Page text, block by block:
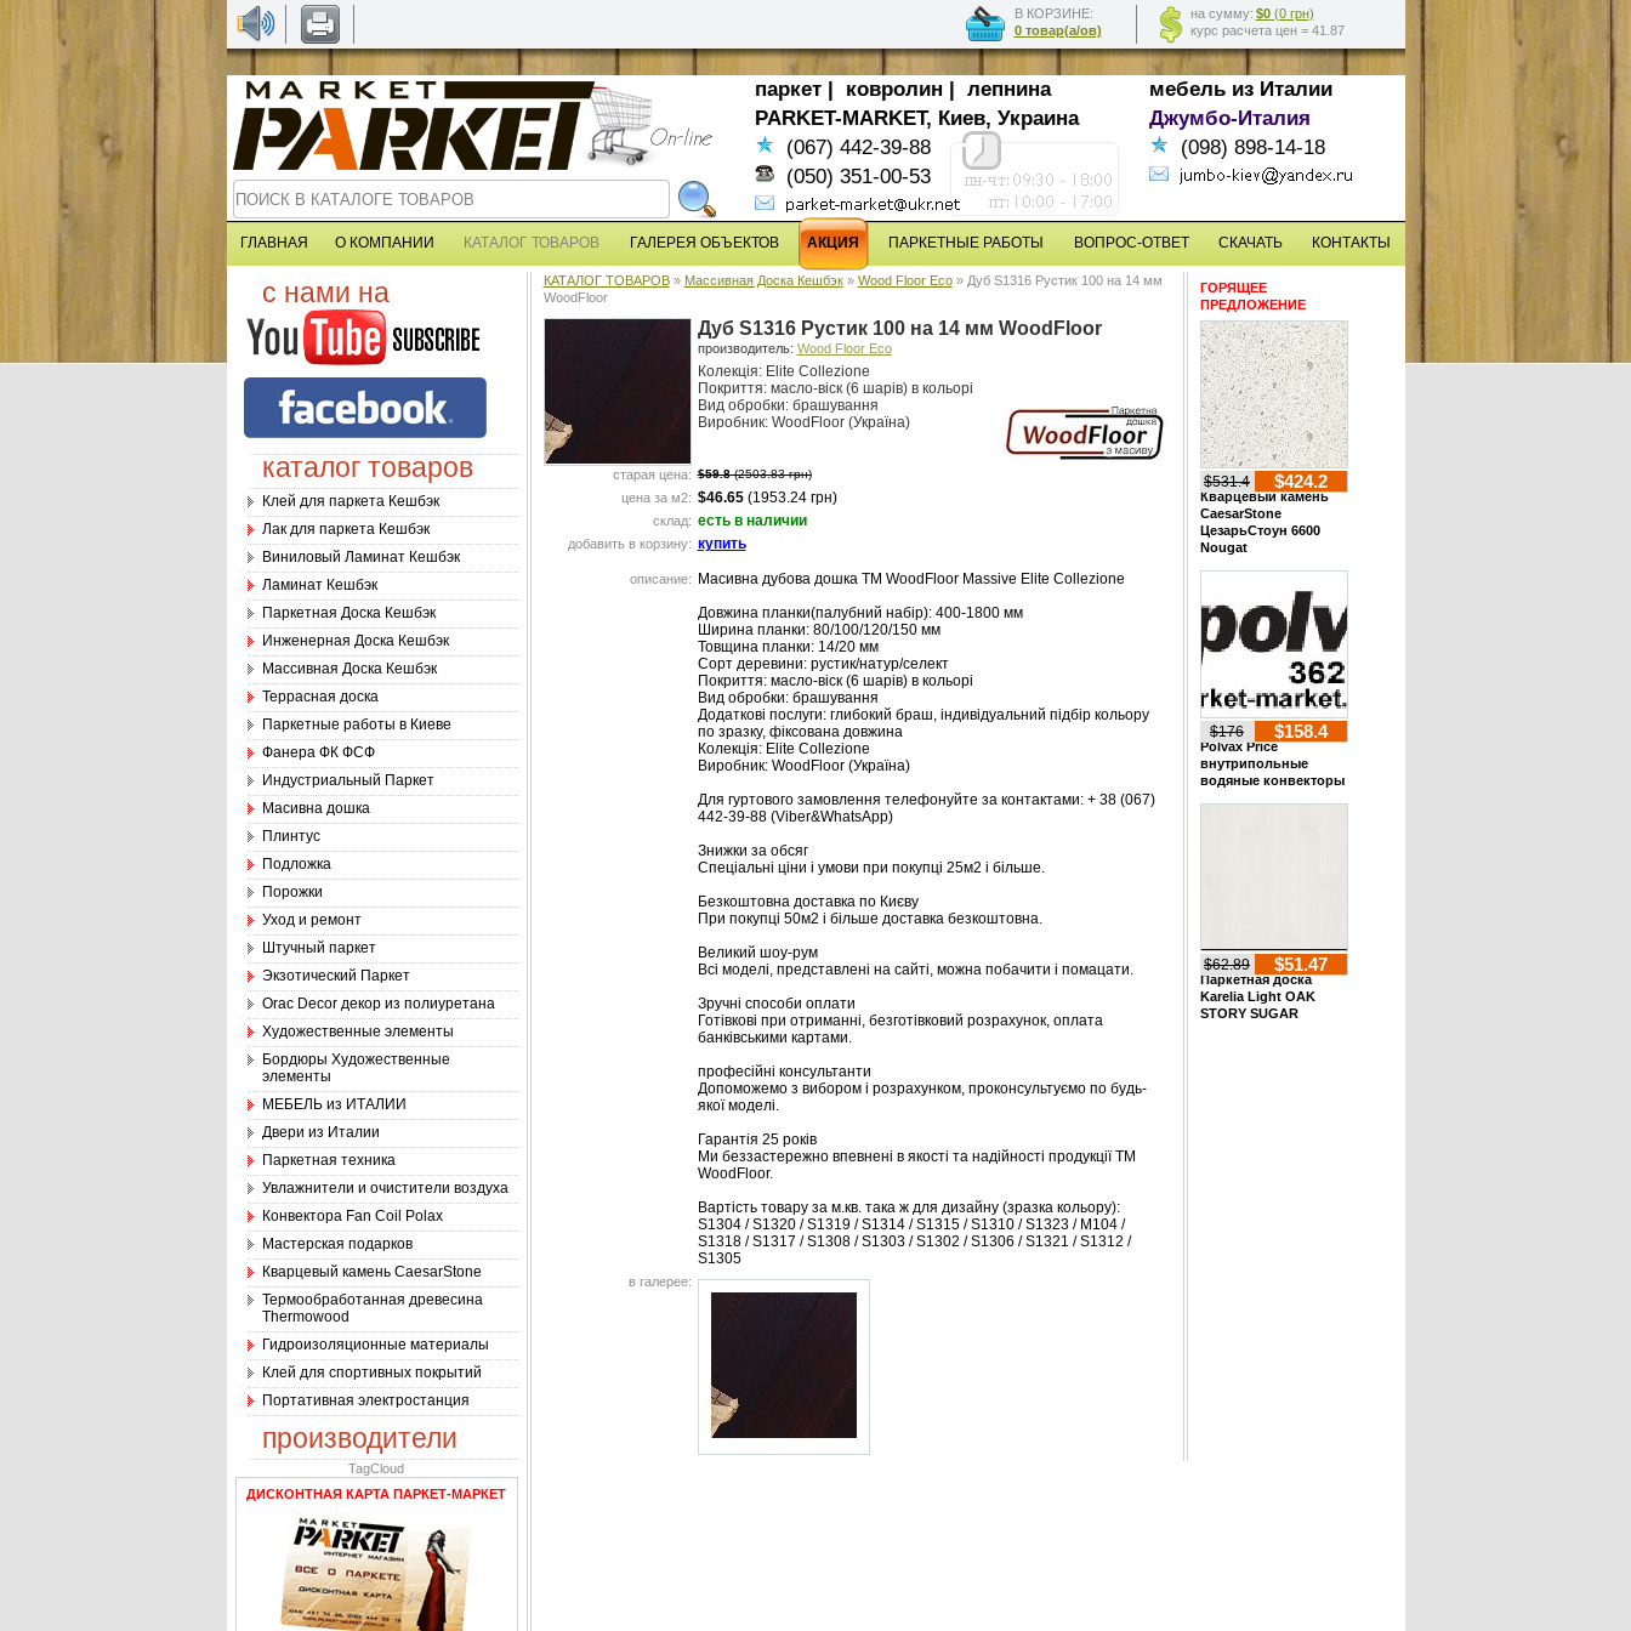
паркет| ковролин | лепнина
PARKET-MARKET, Киев, Украина
(067) 442-39-88
(050) 351-00-53
мебельиз Италии
Джумбо-Италия
(098) 898-14-18
ГЛАВНАЯ О КОМПАНИИ КАТАЛОГ ТОВАРОВ ГАЛЕРЕЯ ОБЪЕКТОВ АКЦИЯ ПАРКЕТНЫЕ РАБОТЫ ВОПРОС-ОТВЕТ СКАЧАТЬ КОНТАКТЫ
с нами на
каталог товаров
Клей для паркета Кешбэк
Лак для паркета Кешбэк
Виниловый Ламинат Кешбэк
Ламинат Кешбэк
Паркетная Доска Кешбэк
Инженерная Доска Кешбэк
Массивная Доска Кешбэк
Террасная доска
Паркетные работы в Киеве
Фанера ФК ФСФ
Индустриальный Паркет
Масивна дошка
Плинтус
Подложка
Порожки
Уход и ремонт
Штучный паркет
Экзотический Паркет
Оrac Decor декор из полиуретана
Художественные элементы
Бордюры Художественные
элементы
МЕБЕЛЬ из ИТАЛИИ
Двери из Италии
Паркетная техника
Увлажнители и очистители воздуха
Конвектора Fan Coil Polax
Мастерская подарков
Кварцевый камень CaesarStone
Термообработанная древесина
Thermowood
Гидроизоляционные материалы
Клей для спортивных покрытий
Портативная электростанция
производители
TagCloud
ДИСКОНТНАЯ КАРТА ПАРКЕТ-МАРКЕТ
КАТАЛОГ ТОВАРОВ» Массивная Доска Кешбэк» Wood Floor Eco» Дуб S1316 Рустик 100 на 14 мм
WoodFloor
Дуб S1316 Рустик 100 на 14 мм WoodFloor
производитель: Wood Floor Eco
Колекція: Elite Collezione
Покриття: масло-віск (6 шарів) в кольорі
Вид обробки: брашування
Виробник: WoodFloor (Україна)
старая цена: $59.8(2503.83 грн)
цена за м2: $46.65(1953.24 грн)
склад: есть в наличии
добавить в корзину: купить
описание:
Масивна дубова дошка ТМ WoodFloor Massive Elite Collezione
Довжина планки(палубний набір): 400-1800 мм
Ширина планки: 80/100/120/150 мм
Товщина планки: 14/20 мм
Сорт деревини: рустик/натур/селект
Покриття: масло-віск (6 шарів) в кольорі
Вид обробки: брашування
Додаткові послуги: глибокий браш, індивідуальний підбір кольору
по зразку, фіксована довжина
Колекція: Elite Collezione
Виробник: WoodFloor (Україна)
Для гуртового замовлення телефонуйте за контактами: + 38 (067)
442-39-88 (Viber&WhatsApp)
Знижки за обсяг
Спеціальні ціни і умови при покупці 25м2 і більше.
Безкоштовна доставка по Києву
При покупці 50м2 і більше доставка безкоштовна.
Великий шоу-рум
Всі моделі, представлені на сайті, можна побачити і помацати.
Зручні способи оплати
Готівкові при отриманні, безготівковий розрахунок, оплата
банківськими картами.
професійні консультанти
Допоможемо з вибором і розрахунком, проконсультуємо по будь-
якої моделі.
Гарантія 25 років
Ми беззастережно впевнені в якості та надійності продукції TM
WoodFloor.
Вартість товару за м.кв. така ж для дизайну (зразка кольору):
S1304 / S1320 / S1319 / S1314 / S1315 / S1310 / S1323 / M104 /
S1318 / S1317 / S1308 / S1303 / S1302 / S1306 / S1321 / S1312 /
S1305
в галерее:
ГОРЯЩЕЕ
ПРЕДЛОЖЕНИЕ
$531.4 $424.2
Кварцевый камень
CaesarStone
ЦезарьСтоун 6600
Nougat
$176 $158.4
Polvax Price
внутрипольные
водяные конвекторы
$62.89 $51.47
Паркетная доска
Karelia Light OAK
STORY SUGAR
В КОРЗИНЕ:
на сумму:
курс расчета цен = 41.87
0 товар(а/ов)
$0(0 грн)